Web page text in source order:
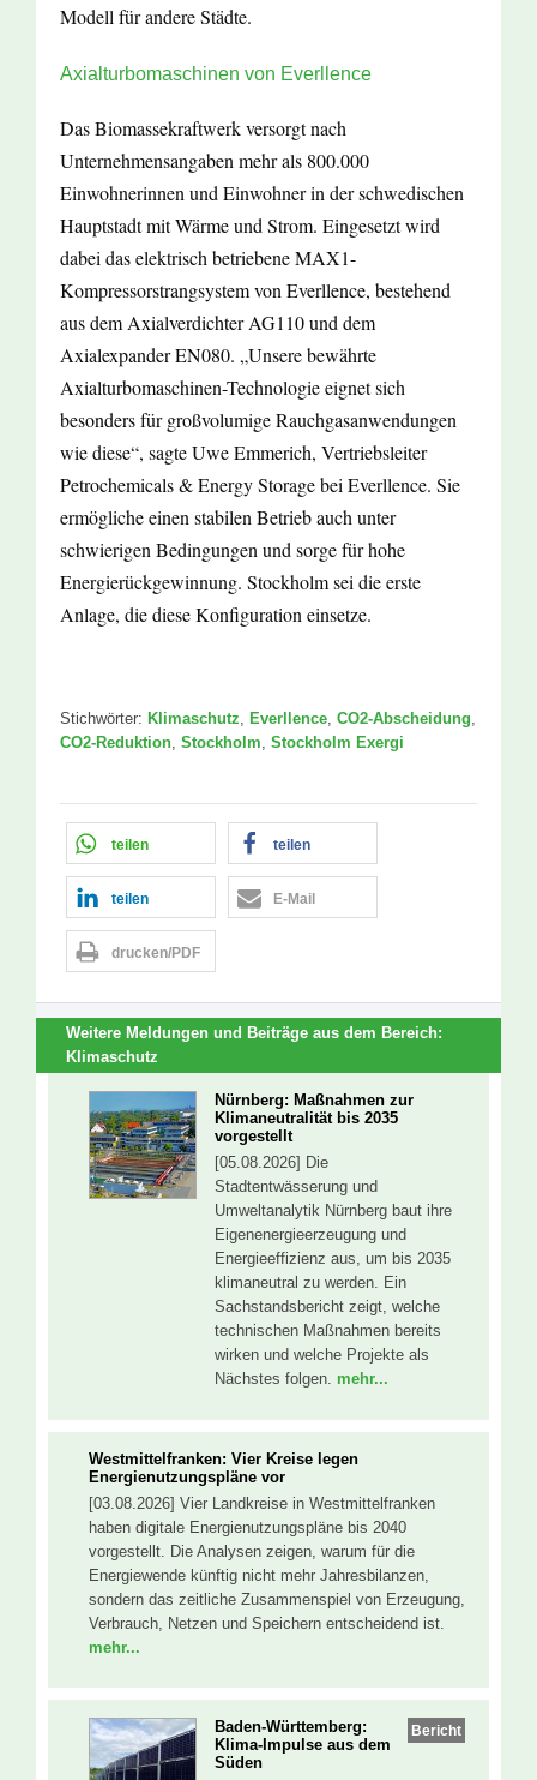
Modell für andere Städte.
Axialturbomaschinen von Everllence
Das Biomassekraftwerk versorgt nach
Unternehmensangaben mehr als 800.000
Einwohnerinnen und Einwohner in der schwedischen
Hauptstadt mit Wärme und Strom. Eingesetzt wird
dabei das elektrisch betriebene MAX1-
Kompressorstrangsystem von Everllence, bestehend
aus dem Axialverdichter AG110 und dem
Axialexpander EN080. „Unsere bewährte
Axialturbomaschinen-Technologie eignet sich
besonders für großvolumige Rauchgasanwendungen
wie diese“, sagte Uwe Emmerich, Vertriebsleiter
Petrochemicals & Energy Storage bei Everllence. Sie
ermögliche einen stabilen Betrieb auch unter
schwierigen Bedingungen und sorge für hohe
Energierückgewinnung. Stockholm sei die erste
Anlage, die diese Konfiguration einsetze.
Stichwörter: Klimaschutz Everllence CO2-Abscheidung
CO2-Reduktion Stockholm Stockholm Exergi
teilen teilen
teilen E-Mail
drucken/PDF
Weitere Meldungen und Beiträge aus dem Bereich:
Klimaschutz
Nürnberg: Maßnahmen zur
Klimaneutralität bis 2035
vorgestellt
[05.08.2026] Die
Stadtentwässerung und
Umweltanalytik Nürnberg baut ihre
Eigenenergieerzeugung und
Energieeffizienz aus, um bis 2035
klimaneutral zu werden. Ein
Sachstandsbericht zeigt, welche
technischen Maßnahmen bereits
wirken und welche Projekte als
Nächstes folgen. mehr...
Westmittelfranken: Vier Kreise legen
Energienutzungspläne vor
[03.08.2026] Vier Landkreise in Westmittelfranken
haben digitale Energienutzungspläne bis 2040
vorgestellt. Die Analysen zeigen, warum für die
Energiewende künftig nicht mehr Jahresbilanzen,
sondern das zeitliche Zusammenspiel von Erzeugung,
Verbrauch, Netzen und Speichern entscheidend ist.
mehr...
Bericht
Baden-Württemberg:
Klima-Impulse aus dem
Süden